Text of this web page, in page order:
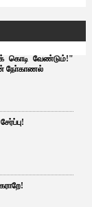
கொடி வேண்டும்!"
நோ்காணல்